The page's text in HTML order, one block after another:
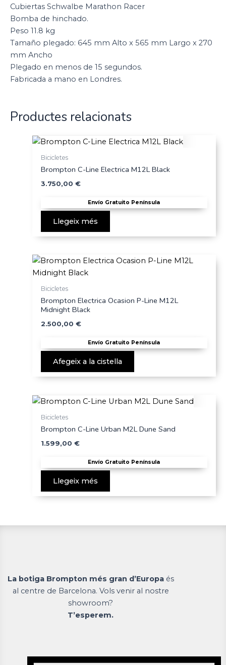
Cubiertas Schwalbe Marathon Racer
Bomba de hinchado.
Peso 11.8 kg
Tamaño plegado: 645 mm Alto x 565 mm Largo x 270
mm Ancho
Plegado en menos de 15 segundos.
Fabricada a mano en Londres.
Productes relacionats
Bicicletes
Brompton C-Line Electrica M12L Black
3.750,00€
Envío Gratuito Península
Llegeix més
Bicicletes
Brompton Electrica Ocasion P-Line M12L
Midnight Black
2.500,00€
Envío Gratuito Península
Afegeix a la cistella
Bicicletes
Brompton C-Line Urban M2L Dune Sand
1.599,00€
Envío Gratuito Península
Llegeix més
La botiga Brompton més gran d’Europaés
al centre de Barcelona. Vols venir al nostre
showroom?
T’esperem.